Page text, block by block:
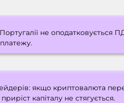
не оподатковується
якщо криптовалюта
капіталу не стягується.